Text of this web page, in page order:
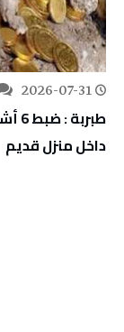
2026-07-31
داخل منزل قديم